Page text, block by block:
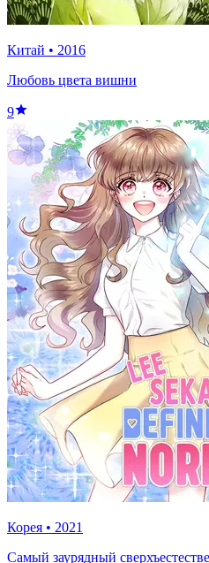
Китай • 2016
Любовь цвета вишни
9
Корея • 2021
Самый заурядный